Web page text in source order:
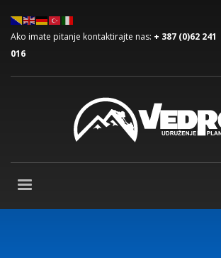
Ako imate pitanje kontaktirajte nas: + 387 (0)62 241
016